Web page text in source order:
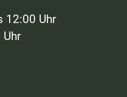
12:00 Uhr